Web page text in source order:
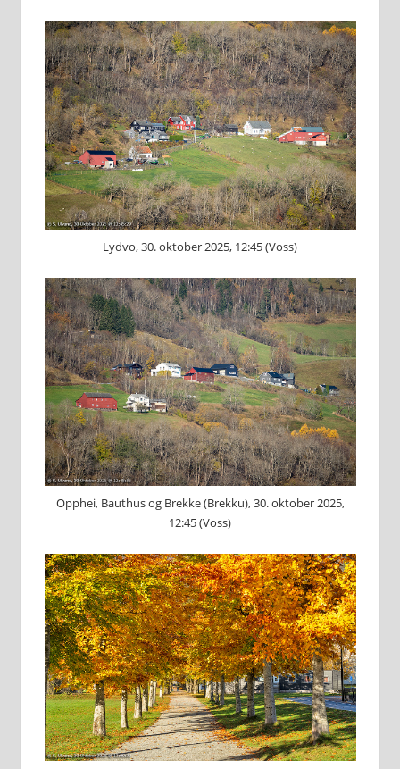
Lydvo, 30. oktober 2025, 12:45 (Voss)
Opphei, Bauthus og Brekke (Brekku), 30. oktober 2025,
12:45 (Voss)